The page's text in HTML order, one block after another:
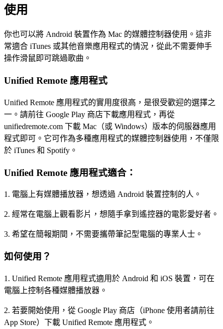
使用
你也可以將 Android 裝置作為 Mac 的媒體控制器使用。這非
常適合 iTunes 或其他音樂應用程式的情況，從此不需要伸手
操作滑鼠即可跳過歌曲。
Unified Remote 應用程式
Unified Remote 應用程式的實用度很高，是很受歡迎的選擇之
一。請前往 Google Play 商店下載應用程式，再從
unifiedremote.com 下載 Mac（或 Windows）版本的伺服器應用
程式即可。它可作為多種應用程式的媒體控制器使用，不僅限
於 iTunes 和 Spotify。
Unified Remote 應用程式適合：
1. 電腦上有媒體播放器，想透過 Android 裝置控制的人。
2. 經常在電腦上觀看影片，想隨手拿到遙控器的電影愛好者。
3. 希望在簡報期間，不需要攜帶筆記型電腦的專業人士。
如何使用？
1. Unified Remote 應用程式適用於 Android 和 iOS 裝置，可在
電腦上控制各種媒體播放器。
2. 若要開始使用，從 Google Play 商店（iPhone 使用者請前往
App Store）下載 Unified Remote 應用程式。